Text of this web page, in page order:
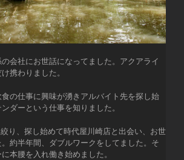
会社にお世話になってました。アクアライ
携わりました。
の仕事に興味が湧きアルバイト先を探し始
ダーという仕事を知りました。
り、探し始めて時代屋川崎店と出会い、お世
約半年間、ダブルワークをしてました。そ
本腰を入れ働き始めました。